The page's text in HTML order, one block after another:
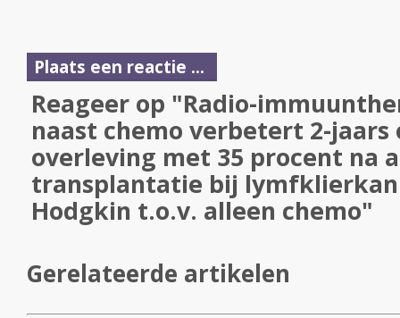
Plaats een reactie ...
Reageer op "Radio-
naast chemo verbetert 2-jaars
overleving met 35 procent na
transplantatie bij
Hodgkin t.o.v. alleen chemo"
Gerelateerde artikelen